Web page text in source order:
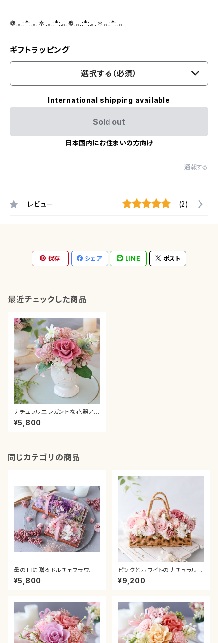
❁.｡.:*:.｡.✽.｡.:*:.｡.❁.｡.:*:.｡.✽｡.:*:.｡
ギフトラッピング
選択する（必須）
International shipping available
Sold out
日本国内にお住まいの方向け
通報する
レビュー (2)
保存 シェア LINE ポスト
最近チェックした商品
ナチュラルエレガントな花器アレ
ンジメント エレガントピンク
母の日 カーネーション お祝
贈呈 還暦祝い
¥5,800
同じカテゴリの商品
母の日に贈るドルチェフラワー
ボックスアレンジ(S) ピンク
ホワイト グラデーション 母の
祝い 新築 退職 結婚 引っ
越し 誕生日 還暦 卒業 入
学
¥5,800
ピンクとホワイトのナチュラルバ
スケット 母の日 ピンク グラデ
ーション カーネーション プレゼ
還暦 卒業 入学
¥9,200